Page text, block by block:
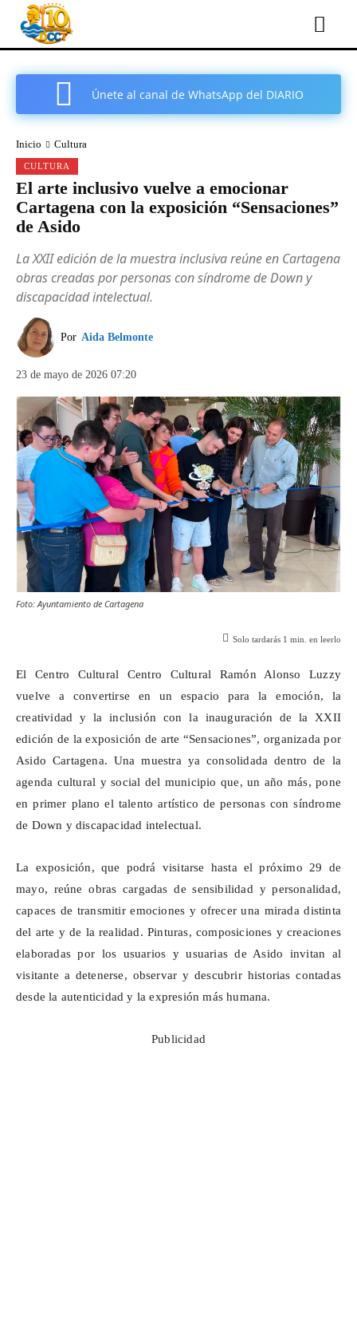
Únete al canal de WhatsApp del DIARIO
Inicio Cultura
CULTURA
El arte inclusivo vuelve a emocionar
Cartagena con la exposición “Sensaciones”
de Asido
La XXII edición de la muestra inclusiva reúne en Cartagena
obras creadas por personas con síndrome de Down y
discapacidad intelectual.
Por Aida Belmonte
23 de mayo de 2026 07:20
Foto: Ayuntamiento de Cartagena
Solo tardarás 1 min. en leerlo
El Centro Cultural Centro Cultural Ramón Alonso Luzzy
vuelve a convertirse en un espacio para la emoción, la
creatividad y la inclusión con la inauguración de la XXII
edición de la exposición de arte “Sensaciones”, organizada por
Asido Cartagena. Una muestra ya consolidada dentro de la
agenda cultural y social del municipio que, un año más, pone
en primer plano el talento artístico de personas con síndrome
de Down y discapacidad intelectual.
La exposición, que podrá visitarse hasta el próximo 29 de
mayo, reúne obras cargadas de sensibilidad y personalidad,
capaces de transmitir emociones y ofrecer una mirada distinta
del arte y de la realidad. Pinturas, composiciones y creaciones
elaboradas por los usuarios y usuariasde Asido invitan al
visitante a detenerse, observar y descubrir historias contadas
desde la autenticidad y la expresión más humana.
Publicidad